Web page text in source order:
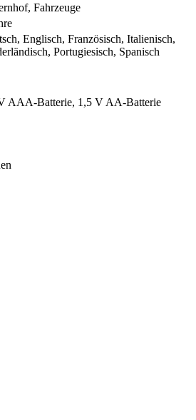
Fahrzeuge
Englisch, Französisch, Italienisch,
Portugiesisch, Spanisch
AAA-Batterie, 1,5 V AA-Batterie